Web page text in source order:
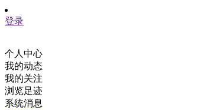
登录
个人中心
我的动态
我的关注
浏览足迹
系统消息